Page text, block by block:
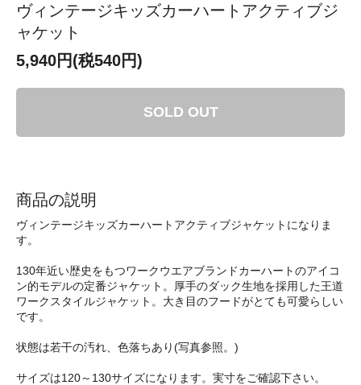
ヴィンテージキッズカーハートアクティブジ
ャケット
5,940円(税540円)
SOLD OUT
商品の説明
ヴィンテージキッズカーハートアクティブジャケットになりま
す。
130年近い歴史をもつワークウエアブランドカーハートのアイコ
ン的モデルの定番ジャケット。厚手のダック生地を採用した王道
ワークスタイルジャケット。大き目のフードがとても可愛らしい
です。
状態は若干の汚れ、色落ちあり(写真参照。)
サイズは120～130サイズになります。実寸をご確認下さい。